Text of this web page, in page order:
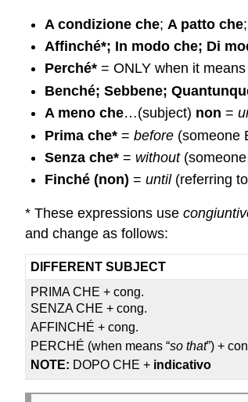
A condizione che; A patto che;
Affinché*; In modo che; Di
Perché*= ONLY when it means
Benché; Sebbene;
A meno che…(subject) non =
Prima che*= before(someone
Senza che*= without(someone
Finché (non) = until(referring
* These expressions use
and change as follows:
DIFFERENT SUBJECT
PRIMA CHE + cong.
SENZA CHE + cong.
AFFINCHÉ + cong.
PERCHÉ (when means “so that”) +
NOTE: DOPO CHE + indicativo